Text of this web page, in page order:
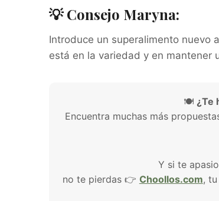
💡 Consejo Maryna:
Introduce un superalimento nuevo
está en la variedad y en mantener
🍽️ ¿Te
Encuentra muchas más
Y si te
no te pierdas 👉 Choollos.com,